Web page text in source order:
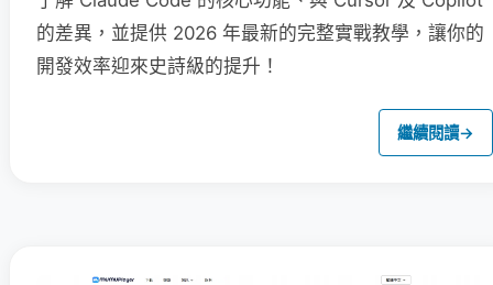
的差異，並提供 2026 年最新的完整實戰教學，讓你的
開發效率迎來史詩級的提升！
繼續閱讀→